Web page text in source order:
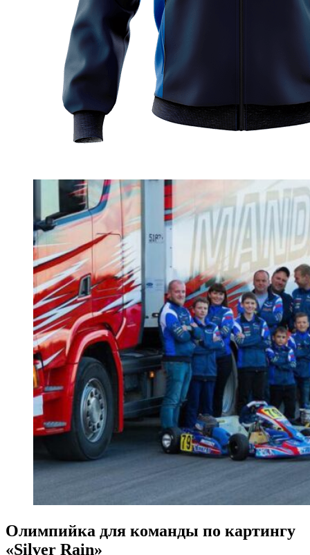
Олимпийка для команды по картингу
«Silver Rain»